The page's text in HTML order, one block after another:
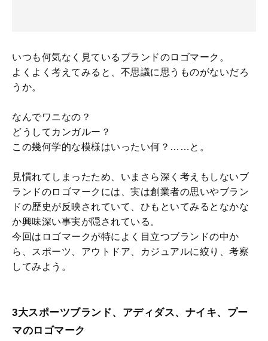
いつも何気なく見ているブランドのロゴマーク。
よくよく考えてみると、不思議に思うものがないだろ
うか。
なんでワニなの？
どうしてカンガルー？
この幾何学的な模様はいったい何？……と。
見慣れてしまったため、いまさら深く考えもしないブ
ランドのロゴマークには、実は創業者の思いやブラン
ドの歴史が反映されていて、ひもといてみるとなかな
か興味深い事実が隠されている。
今回はロゴマークが特によく目立つブランドの中か
ら、スポーツ、アウトドア、カジュアルに絞り、考察
してみよう。
3大スポーツブランド、アディダス、ナイキ、プー
マのロゴマーク